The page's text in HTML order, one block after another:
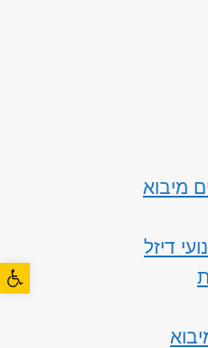
מיבוא
דיזל
פתח